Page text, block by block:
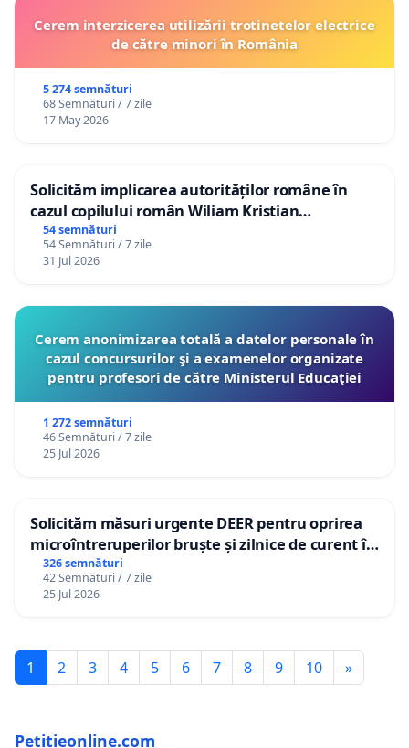
Cerem interzicerea utilizării trotinetelor electrice
de către minori în România
5 274 semnături
68 Semnături / 7 zile
17 May 2026
Solicităm implicarea autorităților române în
cazul copilului român Wiliam Kristian
Gheorghe, aflat în plasament în Danemarca de
12 ani
54 semnături
54 Semnături / 7 zile
31 Jul 2026
Cerem anonimizarea totală a datelor personale în
cazul concursurilor şi a examenelor organizate
pentru profesori de către Ministerul Educaţiei
1 272 semnături
46 Semnături / 7 zile
25 Jul 2026
Solicităm măsuri urgente DEER pentru oprirea
microîntreruperilor bruște și zilnice de curent în
Sâncraiu de Mureș și Nazna
326 semnături
42 Semnături / 7 zile
25 Jul 2026
1 2 3 4 5 6 7 8 9 10 »
Petitieonline.com